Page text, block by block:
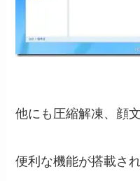
他にも圧縮解凍、顔
便利な機能が搭載さ